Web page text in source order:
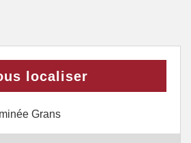
localiser
Grans